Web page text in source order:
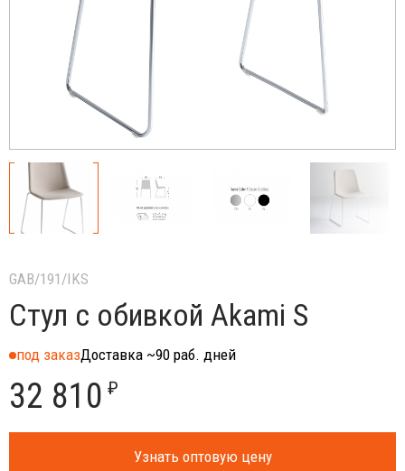
GAB/191/IKS
Cтул с обивкой Akami S
под заказДоставка ~90 раб. дней
32 810 ₽
Узнать оптовую цену